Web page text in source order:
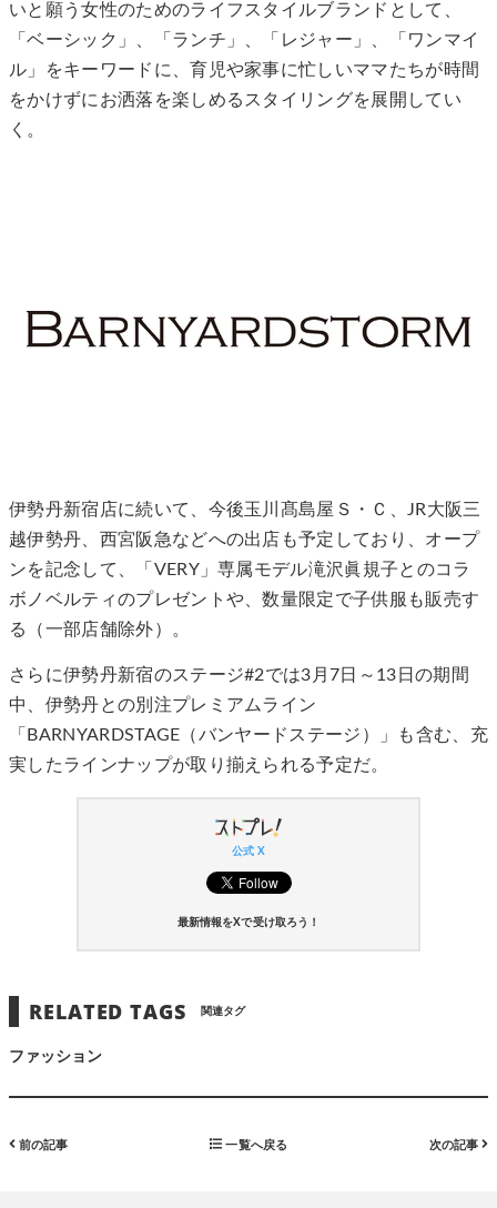
いと願う女性のためのライフスタイルブランドとして、
「ベーシック」、「ランチ」、「レジャー」、「ワンマイ
ル」をキーワードに、育児や家事に忙しいママたちが時間
をかけずにお洒落を楽しめるスタイリングを展開してい
く。
伊勢丹新宿店に続いて、今後玉川髙島屋Ｓ・Ｃ、JR大阪三
越伊勢丹、西宮阪急などへの出店も予定しており、オープ
ンを記念して、「VERY」専属モデル滝沢眞規子とのコラ
ボノベルティのプレゼントや、数量限定で子供服も販売す
る（一部店舗除外）。
さらに伊勢丹新宿のステージ#2では3月7日～13日の期間
中、伊勢丹との別注プレミアムライン
「BARNYARDSTAGE（バンヤードステージ）」も含む、充
実したラインナップが取り揃えられる予定だ。
公式 X
最新情報をXで受け取ろう！
RELATED TAGS 関連タグ
ファッション
前の記事 一覧へ戻る 次の記事